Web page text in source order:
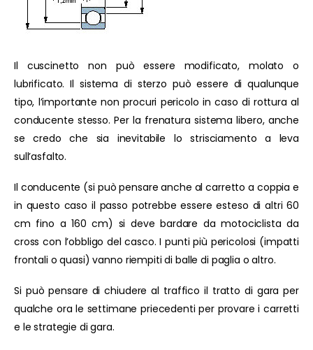
Il cuscinetto non può essere modificato, molato o
lubrificato. Il sistema di sterzo può essere di qualunque
tipo, l’importante non procuri pericolo in caso di rottura al
conducente stesso. Per la frenatura sistema libero, anche
se credo che sia inevitabile lo strisciamento a leva
sull’asfalto.
Il conducente (si può pensare anche al carretto a coppia e
in questo caso il passo potrebbe essere esteso di altri 60
cm fino a 160 cm) si deve bardare da motociclista da
cross con l’obbligo del casco. I punti più pericolosi (impatti
frontali o quasi) vanno riempiti di balle di paglia o altro.
Si può pensare di chiudere al traffico il tratto di gara per
qualche ora le settimane priecedenti per provare i carretti
e le strategie di gara.